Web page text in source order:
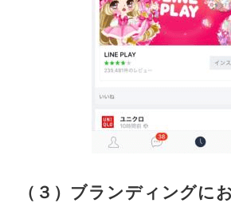
（３）ブランディングに